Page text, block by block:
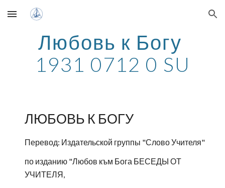
Skip to main content Skip to navigation
Любовь к Богу
1931 0712 0 SU
ЛЮБОВЬ К БОГУ
Перевод: Издательской группы "Слово Учителя"
по изданию "Любов към Бога БЕСЕДЫ ОТ
УЧИТЕЛЯ,